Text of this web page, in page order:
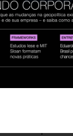
nasceu
ação. Ao
para
próximos
e passe
um